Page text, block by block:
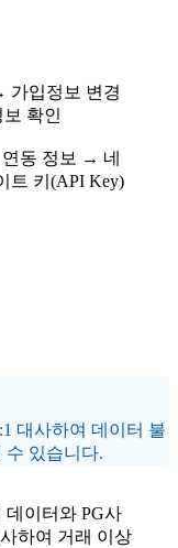
입정보 변경
확인
동 정보 → 네
트 키(API Key)
대사하여 데이터 불
수 있습니다.
데이터와 PG사
하여 거래 이상